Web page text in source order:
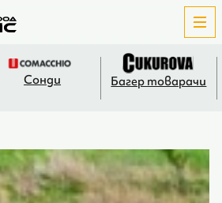
Сонди Багер товарачи